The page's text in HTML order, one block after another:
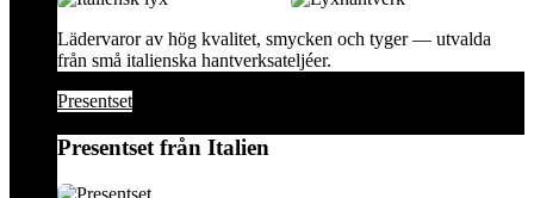
Lädervaror av hög kvalitet, smycken och tyger — utvalda
från små italienska hantverksateljéer.
Presentset
Presentset från Italien